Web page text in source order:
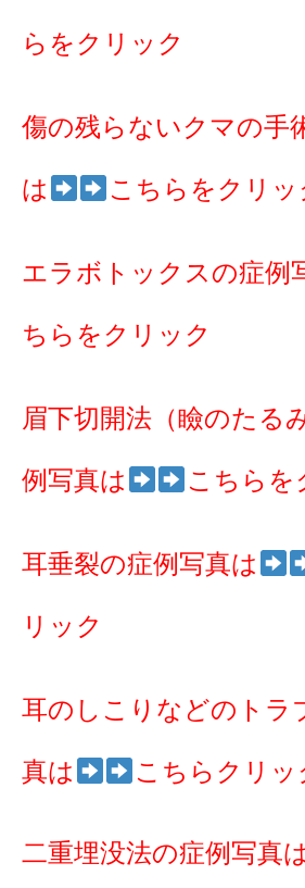
らをクリック
傷の残らないクマの手
は こちらをクリッ
エラボトックスの症例
ちらをクリック
眉下切開法（瞼のたる
例写真は こちらを
耳垂裂の症例写真は
リック
耳のしこりなどのトラ
真は こちらクリッ
二重埋没法の症例写真